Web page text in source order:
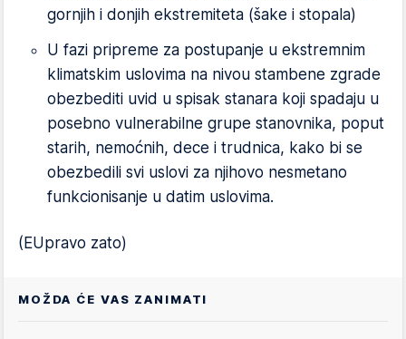
gornjih i donjih ekstremiteta (šake i stopala)
U fazi pripreme za postupanje u ekstremnim
klimatskim uslovima na nivou stambene zgrade
obezbediti uvid u spisak stanara koji spadaju u
posebno vulnerabilne grupe stanovnika, poput
starih, nemoćnih, dece i trudnica, kako bi se
obezbedili svi uslovi za njihovo nesmetano
funkcionisanje u datim uslovima.
(EUpravo zato)
MOŽDA ĆE VAS ZANIMATI